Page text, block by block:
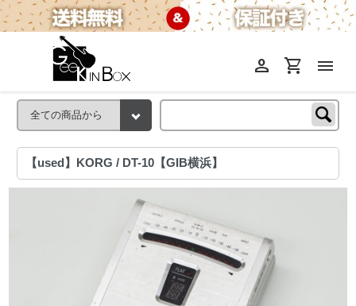
menu
shopping_cart
person
【used】KORG / DT-10【GIB横浜】